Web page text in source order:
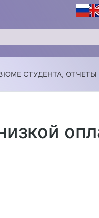
СТУДЕНТА, ОТЧЕТЫ